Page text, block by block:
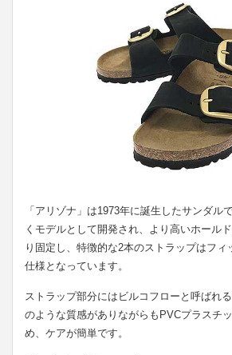
「アリゾナ」は1973年に誕生したサンダル
くモデルとして開発され、より高いホール
り固定し、特徴的な2本のストラップはフィ
仕様となっています。
ストラップ部分にはビルコフローと呼ばれ
のような質感がありながらもPVCプラスチ
め、ケアが簡単です。